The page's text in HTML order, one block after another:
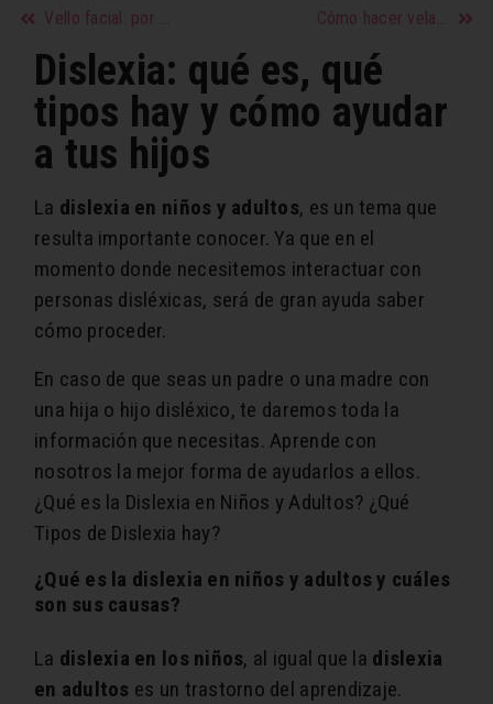
Vello facial: por qué sale y cómo eliminarlo Cómo hacer velas naturales y aromáticas en casa con niños
Dislexia: qué es, qué
tipos hay y cómo ayudar
a tus hijos
La dislexia en niños y adultos, es un tema que
resulta importante conocer. Ya que en el
momento donde necesitemos interactuar con
personas disléxicas, será de gran ayuda saber
cómo proceder.
En caso de que seas un padre o una madre con
una hija o hijo disléxico, te daremos toda la
información que necesitas. Aprende con
nosotros la mejor forma de ayudarlos a ellos.
¿Qué es la Dislexia en Niños y Adultos? ¿Qué
Tipos de Dislexia hay?
¿Qué es la dislexia en niños y adultos y cuáles
son sus causas?
La dislexia en los niños, al igual que la dislexia
en adultos es un trastorno del aprendizaje.